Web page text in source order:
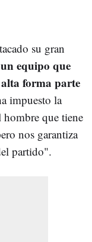
su gran
equipo que
forma parte
impuesto la
hombre que tiene
nos garantiza
partido".